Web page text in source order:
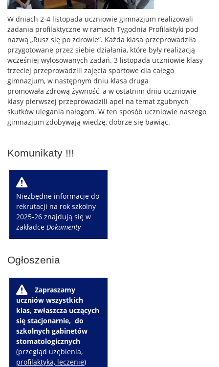
W dniach 2-4 listopada uczniowie gimnazjum realizowali
zadania profilaktyczne w ramach Tygodnia Profilaktyki pod
nazwą „Rusz się po zdrowie”. Każda klasa przeprowadziła
przygotowane przez siebie działania, które były realizacją
wcześniej wylosowanych zadań. 3 listopada uczniowie klasy
trzeciej przeprowadzili zajęcia sportowe dla całego
gimnazjum, w następnym dniu klasa druga
promowała zdrową żywność, a w ostatnim dniu uczniowie
klasy pierwszej przeprowadzili apel na temat zgubnych
skutków ulegania nałogom. W ten sposób uczniowie naszego
gimnazjum zdobywają wiedzę, dobrze się bawiąc.
Komunikaty !!!
W
Niezbędne informacje do
rekrutacji na rok szkolny
2025-26 znajdują się w
zakładceDokumenty
Ogłoszenia
W
Zapraszamy
uczniów wszystkich
klas, zwłaszcza uczących
się stacjonarnie, do
szkolnych gabinetów
stomatologicznych
(przegląd uzębienia,
profilaktyka, leczenie)